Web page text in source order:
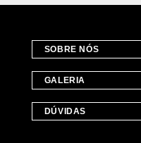
SOBRE NÓS
GALERIA
DÚVIDAS